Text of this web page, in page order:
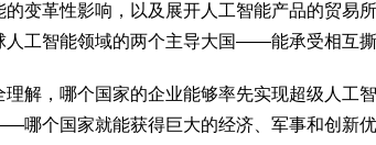
的变革性影响，以及展开人工智能产品的贸易
工智能领域的两个主导大国——能承受相互撕
理解，哪个国家的企业能够率先实现超级人
哪个国家就能获得巨大的经济、军事和创新